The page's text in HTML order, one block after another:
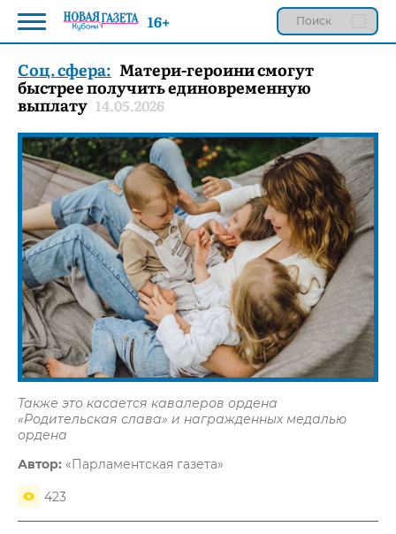
Соц. сфера: Матери-героини смогут
быстрее получить единовременную
выплату 14.05.2026
Также это касается кавалеров ордена
«Родительская слава» и награжденных медалью
ордена
Автор: «Парламентская газета»
423
16+